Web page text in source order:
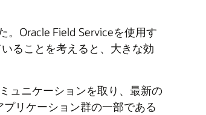
Oracle Field Serviceを使用す
ることを考えると、大きな効
ュニケーションを取り、最新の
プリケーション群の一部である